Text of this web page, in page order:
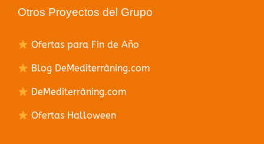
Otros Proyectos del Grupo
Ofertas para Fin de Año
Blog DeMediterràning.com
DeMediterràning.com
Ofertas Halloween